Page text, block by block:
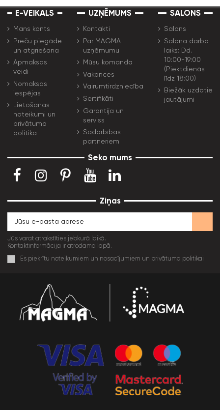
E-VEIKALS
Mans konts
Preču piegāde
un atgriešana
Apmaksas
veidi
Nomaksas
iespējas
Lietošanas
noteikumi un
privātuma
politika
UZŅĒMUMS
Kontakti
Par MAGMA
uzņēmumu
Mūsu komanda
Vakances
Vairumtirdzniecība
Sertifikāti
Garantija un
serviss
Sadarbības
partneriem
SALONS
Salons
Salona darba
laiks: Dd.
10:00-19:00
(Piektdienās
līdz 18:00)
Biežāk uzdotie
jautājumi
Seko mums
Ziņas
Jūs varat atrakstīties jebkurā laikā.
Kontaktinformācija ir atrodama lapā.
Es piekrītu noteikumiem un nosacījumiem un privātuma politikai